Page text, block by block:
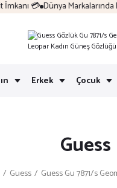
💳 Dünya Markalarında
Erkek Çocuk
Guess
Guess Guess Gu 7871/s